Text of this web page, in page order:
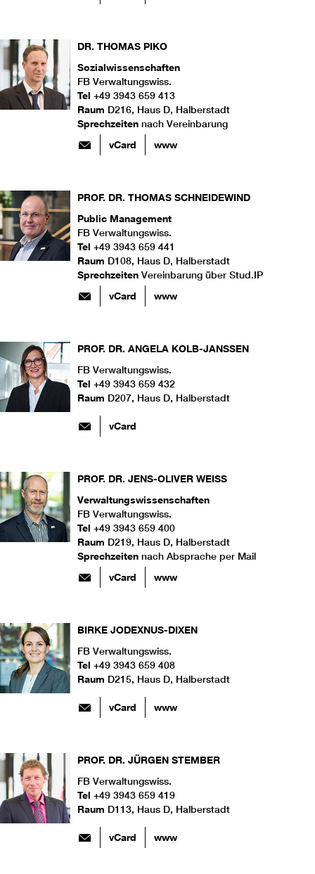
DR. THOMAS PIKO
Sozialwissenschaften
FB Verwaltungswiss.
Tel +49 3943 659 413
Raum D216, Haus D, Halberstadt
Sprechzeiten nach Vereinbarung
vCard www
PROF. DR. THOMAS SCHNEIDEWIND
Public Management
FB Verwaltungswiss.
Tel +49 3943 659 441
Raum D108, Haus D, Halberstadt
Sprechzeiten Vereinbarung über Stud.IP
vCard www
PROF. DR. ANGELA KOLB-JANSSEN
FB Verwaltungswiss.
Tel +49 3943 659 432
Raum D207, Haus D, Halberstadt
vCard
PROF. DR. JENS-OLIVER WEISS
Verwaltungswissenschaften
FB Verwaltungswiss.
Tel +49 3943 659 400
Raum D219, Haus D, Halberstadt
Sprechzeiten nach Absprache per Mail
vCard www
BIRKE JODEXNUS-DIXEN
FB Verwaltungswiss.
Tel +49 3943 659 408
Raum D215, Haus D, Halberstadt
vCard www
PROF. DR. JÜRGEN STEMBER
FB Verwaltungswiss.
Tel +49 3943 659 419
Raum D113, Haus D, Halberstadt
vCard www